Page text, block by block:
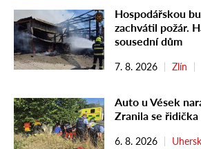
Hospodářskou
zachvátil požár.
sousední dům
7. 8. 2026 Zlín
Auto u Vések
Zranila se
6. 8. 2026